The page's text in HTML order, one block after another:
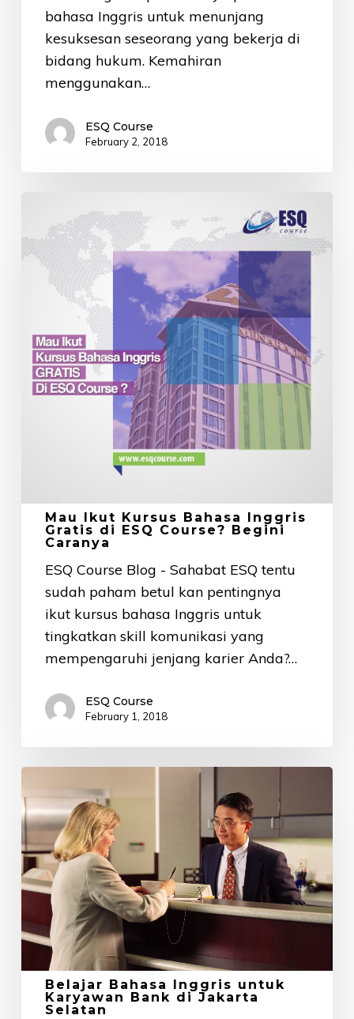
bahasa Inggris untuk menunjang
kesuksesan seseorang yang bekerja di
bidang hukum. Kemahiran
menggunakan…
ESQ Course
February 2, 2018
Kursus
Bahasa
Inggris
di
ESQ
Course?
Begini
Mau Ikut Kursus Bahasa Inggris
Gratis di ESQ Course? Begini
Caranya
ESQ Course Blog - Sahabat ESQ tentu
sudah paham betul kan pentingnya
ikut kursus bahasa Inggris untuk
tingkatkan skill komunikasi yang
mempengaruhi jenjang karier Anda?…
ESQ Course
February 1, 2018
Bahasa
Inggris
untuk
Karyawan
Bank
Jakarta
Selatan
Belajar Bahasa Inggris untuk
Karyawan Bank di Jakarta
Selatan